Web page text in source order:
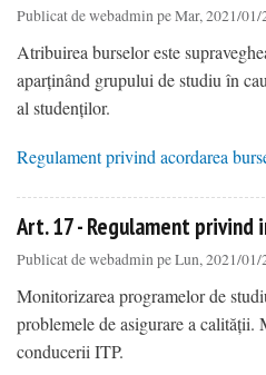
Publicat dewebadminpe Mar, 2021/
Atribuirea burselor este
aparținând grupului de studiu în
al studenților.
Regulament privind acordarea
Art. 17 - Regulament
Publicat dewebadminpe Lun, 2021/
Monitorizarea programelor de
problemele de asigurare a
conducerii ITP.